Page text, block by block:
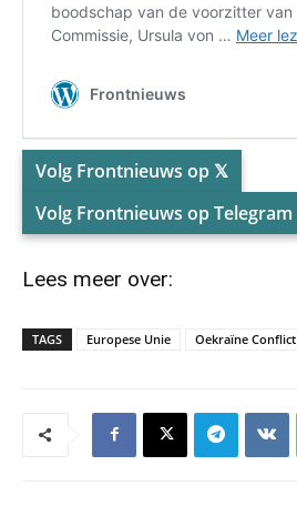
Volg Frontnieuws op 𝕏
Volg Frontnieuws op Telegram
Lees meer over:
TAGS Europese Unie Oekraïne Conflict